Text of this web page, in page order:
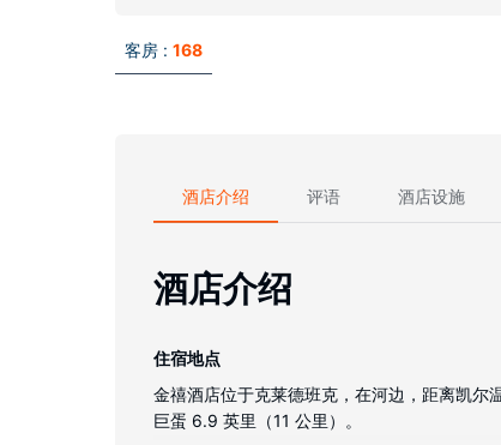
客房 : 168
酒店介绍 评语 酒店设施
酒店介绍
住宿地点
金禧酒店位于克莱德班克，在河边，距离凯
巨蛋 6.9 英里（11 公里）。